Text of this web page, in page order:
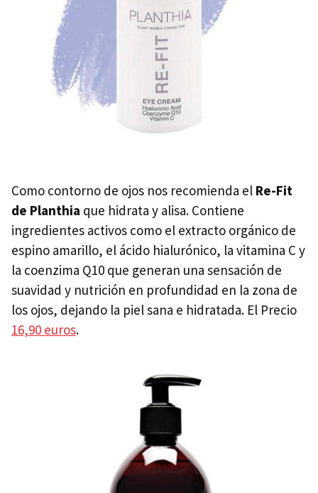
Como contorno de ojos nos recomienda el Re-Fit
de Planthia que hidrata y alisa. Contiene
ingredientes activos como el extracto orgánico de
espino amarillo, el ácido hialurónico, la vitamina C y
la coenzima Q10 que generan una sensación de
suavidad y nutrición en profundidad en la zona de
los ojos, dejando la piel sana e hidratada. El Precio
16,90 euros.